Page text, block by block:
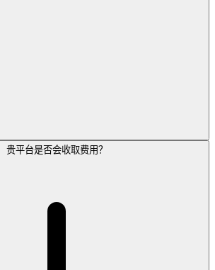
贵平台是否会收取费用？